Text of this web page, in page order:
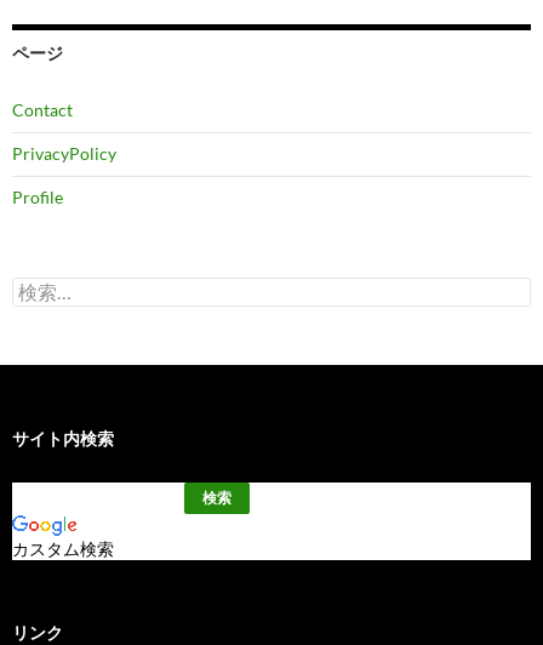
ブ
ページ
Contact
PrivacyPolicy
Profile
検
索:
サイト内検索
カスタム検索
リンク